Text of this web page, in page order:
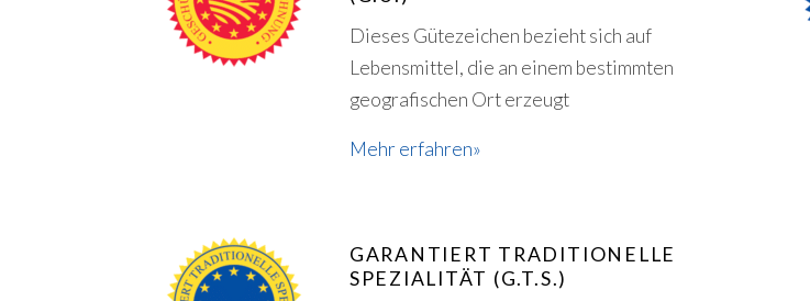
Dieses Gütezeichen bezieht sich auf
Lebensmittel, die an einem bestimmten
geografischen Ort erzeugt
Mehr erfahren»
GARANTIERT TRADITIONELLE
SPEZIALITÄT (G.T.S.)